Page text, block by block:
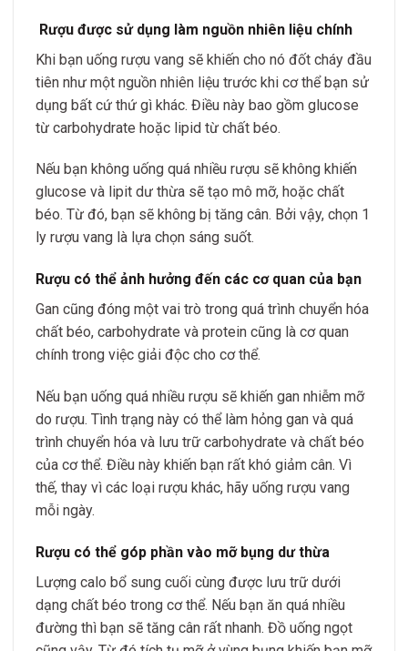
Rượu được sử dụng làm nguồn nhiên liệu chính
Khi bạn uống rượu vang sẽ khiến cho nó đốt cháy đầu
tiên như một nguồn nhiên liệu trước khi cơ thể bạn sử
dụng bất cứ thứ gì khác. Điều này bao gồm glucose
từ carbohydrate hoặc lipid từ chất béo.
Nếu bạn không uống quá nhiều rượu sẽ không khiến
glucose và lipit dư thừa sẽ tạo mô mỡ, hoặc chất
béo. Từ đó, bạn sẽ không bị tăng cân. Bởi vậy, chọn 1
ly rượu vang là lựa chọn sáng suốt.
Rượu có thể ảnh hưởng đến các cơ quan của bạn
Gan cũng đóng một vai trò trong quá trình chuyển hóa
chất béo, carbohydrate và protein cũng là cơ quan
chính trong việc giải độc cho cơ thể.
Nếu bạn uống quá nhiều rượu sẽ khiến gan nhiễm mỡ
do rượu. Tình trạng này có thể làm hỏng gan và quá
trình chuyển hóa và lưu trữ carbohydrate và chất béo
của cơ thể. Điều này khiến bạn rất khó giảm cân. Vì
thế, thay vì các loại rượu khác, hãy uống rượu vang
mỗi ngày.
Rượu có thể góp phần vào mỡ bụng dư thừa
Lượng calo bổ sung cuối cùng được lưu trữ dưới
dạng chất béo trong cơ thể. Nếu bạn ăn quá nhiều
đường thì bạn sẽ tăng cân rất nhanh. Đồ uống ngọt